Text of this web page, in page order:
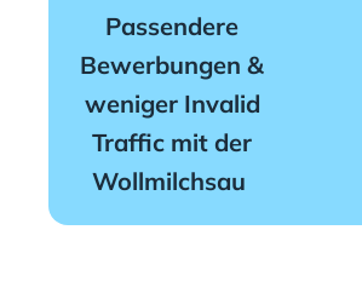
Passendere
Bewerbungen &
weniger Invalid
Traffic mit der
Wollmilchsau